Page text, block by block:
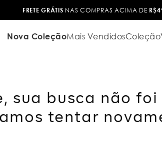
FRETE GRÁTIS NAS COMPRAS ACIMA DE
Nova ColeçãoMais VendidosColeção
sua busca não
tentar